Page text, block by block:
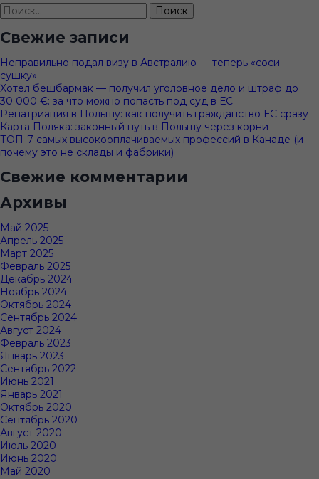
Найти:
Свежие записи
Неправильно подал визу в Австралию — теперь «соси
сушку»
Хотел бешбармак — получил уголовное дело и штраф до
30 000 €: за что можно попасть под суд в ЕС
Репатриация в Польшу: как получить гражданство ЕС сразу
Карта Поляка: законный путь в Польшу через корни
ТОП-7 самых высокооплачиваемых профессий в Канаде (и
почему это не склады и фабрики)
Свежие комментарии
Архивы
Май 2025
Апрель 2025
Март 2025
Февраль 2025
Декабрь 2024
Ноябрь 2024
Октябрь 2024
Сентябрь 2024
Август 2024
Февраль 2023
Январь 2023
Сентябрь 2022
Июнь 2021
Январь 2021
Октябрь 2020
Сентябрь 2020
Август 2020
Июль 2020
Июнь 2020
Май 2020